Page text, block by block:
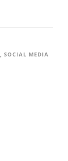
SOCIAL MEDIA